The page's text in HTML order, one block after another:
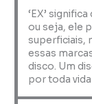
‘EX’
ou seja, ele
superficiais,
essas
disco. Um
por toda